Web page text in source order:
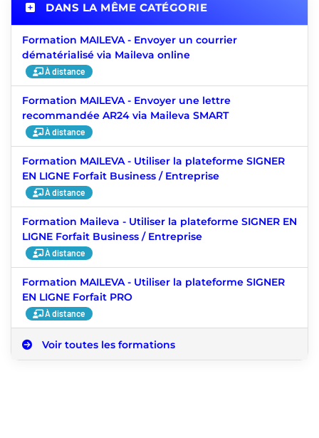
DANS LA MÊME CATÉGORIE
Formation MAILEVA - Envoyer un courrier
dématérialisé via Maileva online
À distance
Formation MAILEVA - Envoyer une lettre
recommandée AR24 via Maileva SMART
À distance
Formation MAILEVA - Utiliser la plateforme SIGNER
EN LIGNE Forfait Business / Entreprise
À distance
Formation Maileva - Utiliser la plateforme SIGNER EN
LIGNE Forfait Business / Entreprise
À distance
Formation MAILEVA - Utiliser la plateforme SIGNER
EN LIGNE Forfait PRO
À distance
Voir toutes les formations